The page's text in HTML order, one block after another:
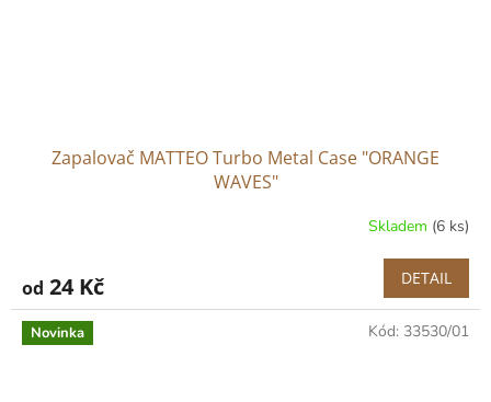
Zapalovač MATTEO Turbo Metal Case "ORANGE
WAVES"
Skladem (6 ks)
od 24 Kč DETAIL
Novinka Kód: 33530/01